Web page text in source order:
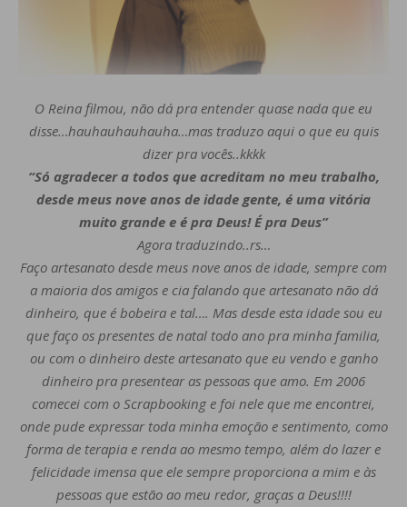
O Reina filmou, não dá pra entender quase nada que eu
disse…hauhauhauhauha…mas traduzo aqui o que eu quis
dizer pra vocês..kkkk
“Só agradecer a todos que acreditam no meu trabalho,
desde meus nove anos de idade gente, é uma vitória
muito grande e é pra Deus! É pra Deus”
Agora traduzindo..rs…
Faço artesanato desde meus nove anos de idade, sempre com
a maioria dos amigos e cia falando que artesanato não dá
dinheiro, que é bobeira e tal…. Mas desde esta idade sou eu
que faço os presentes de natal todo ano pra minha familia,
ou com o dinheiro deste artesanato que eu vendo e ganho
dinheiro pra presentear as pessoas que amo. Em 2006
comecei com o Scrapbooking e foi nele que me encontrei,
onde pude expressar toda minha emoção e sentimento, como
forma de terapia e renda ao mesmo tempo, além do lazer e
felicidade imensa que ele sempre proporciona a mim e às
pessoas que estão ao meu redor, graças a Deus!!!!